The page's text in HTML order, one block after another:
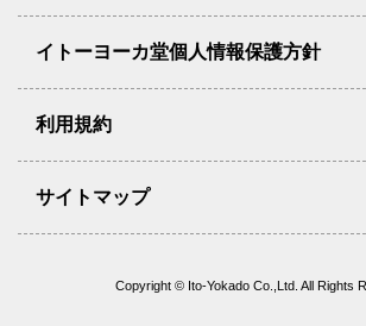
イトーヨーカ堂個人情報保護方針
利用規約
サイトマップ
Copyright © Ito-Yokado Co.,Ltd. All Rights